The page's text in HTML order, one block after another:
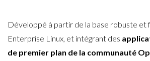
Développé à partir de la base robuste et
Enterprise Linux, et intégrant des
de premier plan de la communauté